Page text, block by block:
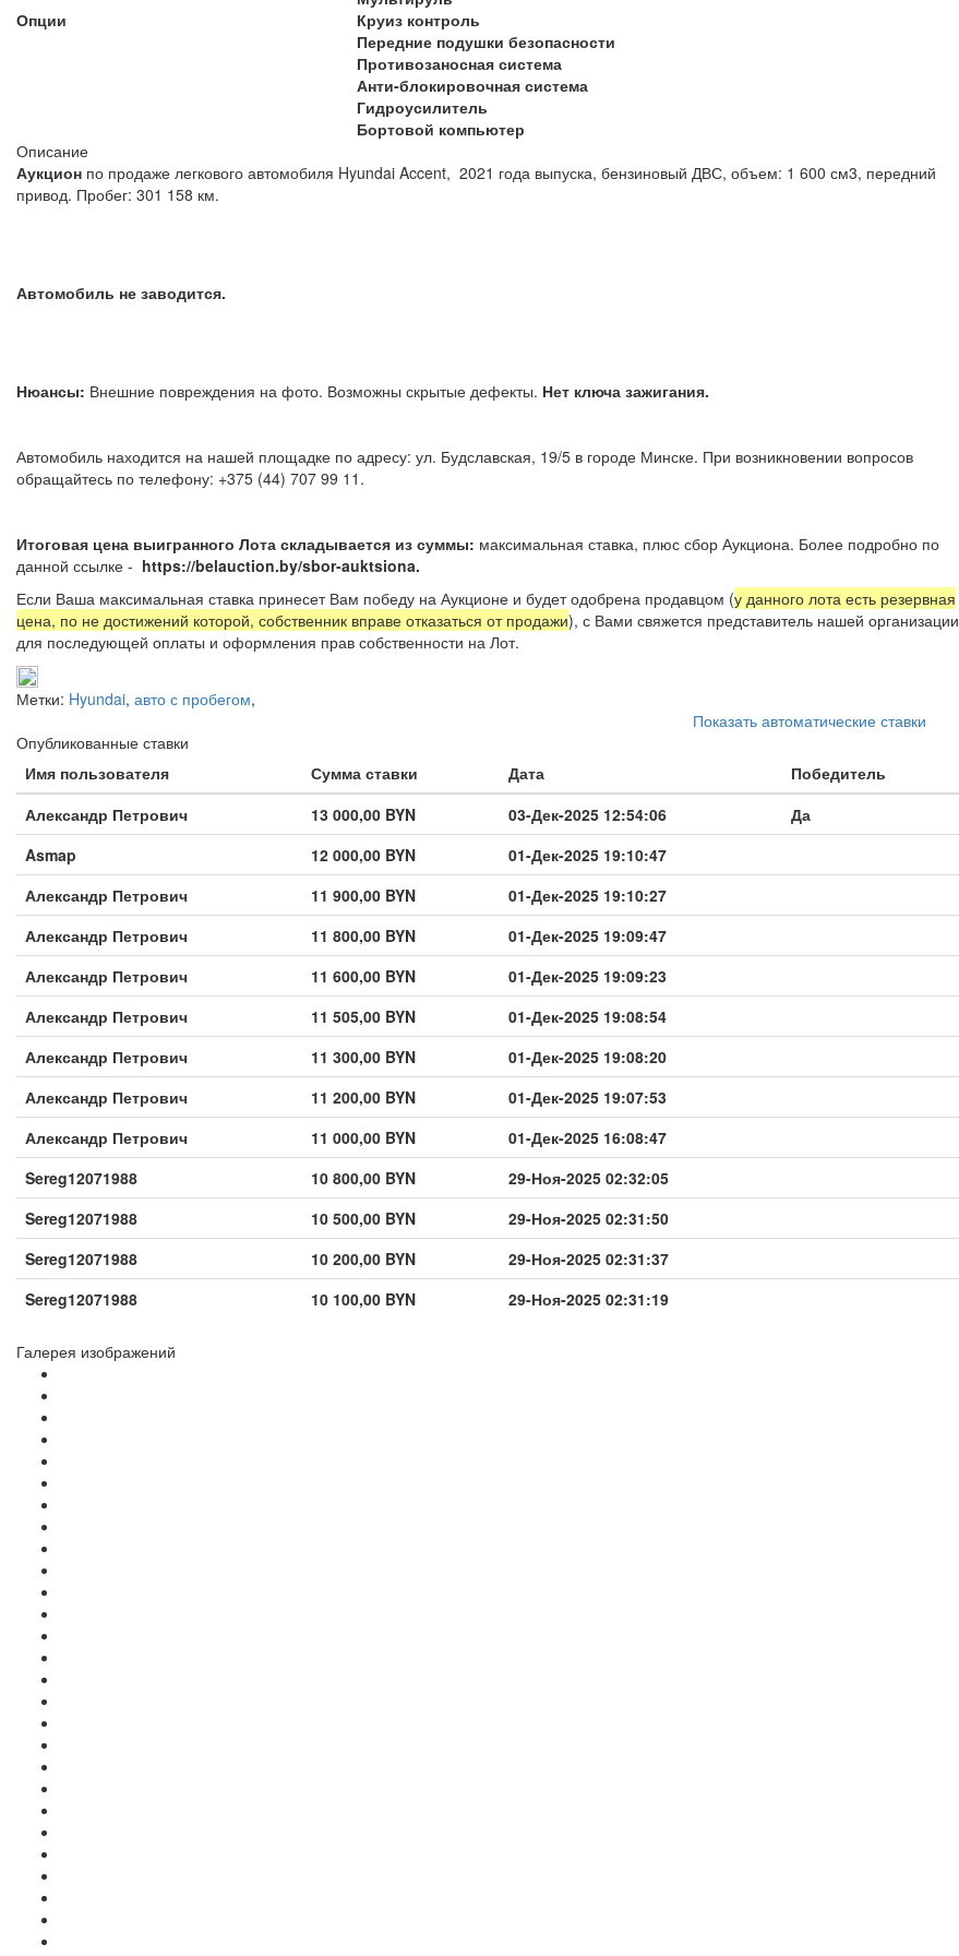
Опции
Круиз контроль
Передние подушки безопасности
Противозаносная система
Анти-блокировочная система
Гидроусилитель
Бортовой компьютер
Описание
Аукцион по продаже легкового автомобиля Hyundai Accent, 2021 года выпуска, бензиновый ДВС, объем: 1 600 см3, передний
привод. Пробег: 301 158 км.
Автомобиль не заводится.
Нюансы: Внешние повреждения на фото. Возможны скрытые дефекты. Нет ключа зажигания.
Автомобиль находится на нашей площадке по адресу: ул. Будславская, 19/5 в городе Минске. При возникновении вопросов
обращайтесь по телефону: +375 (44) 707 99 11.
Итоговая цена выигранного Лота складывается из суммы: максимальная ставка, плюс сбор Аукциона. Более подробно по
данной ссылке - https://belauction.by/sbor-auktsiona.
Если Ваша максимальная ставка принесет Вам победу на Аукционе и будет одобрена продавцом (у данного лота есть резервная
цена, по не достижений которой, собственник вправе отказаться от продажи), с Вами свяжется представитель нашей организации
для последующей оплаты и оформления прав собственности на Лот.
Метки: Hyundai, авто с пробегом,
Показать автоматические ставки
Опубликованные ставки
Имя пользователя
Сумма ставки Дата
Победитель
Александр Петрович
13 000,00 BYN 03-Дек-2025 12:54:06
Да
Asmap
12 000,00 BYN
01-Дек-2025 19:10:47
Александр Петрович
11 900,00 BYN
01-Дек-2025 19:10:27
Александр Петрович
11 800,00 BYN
01-Дек-2025 19:09:47
Александр Петрович
11 600,00 BYN
01-Дек-2025 19:09:23
Александр Петрович
11 505,00 BYN
01-Дек-2025 19:08:54
Александр Петрович
11 300,00 BYN
01-Дек-2025 19:08:20
Александр Петрович
11 200,00 BYN
01-Дек-2025 19:07:53
Александр Петрович
11 000,00 BYN
01-Дек-2025 16:08:47
Sereg12071988
10 800,00 BYN
29-Ноя-2025 02:32:05
Sereg12071988
10 500,00 BYN
29-Ноя-2025 02:31:50
Sereg12071988
10 200,00 BYN
29-Ноя-2025 02:31:37
Sereg12071988
10 100,00 BYN 29-Ноя-2025 02:31:19
Галерея изображений